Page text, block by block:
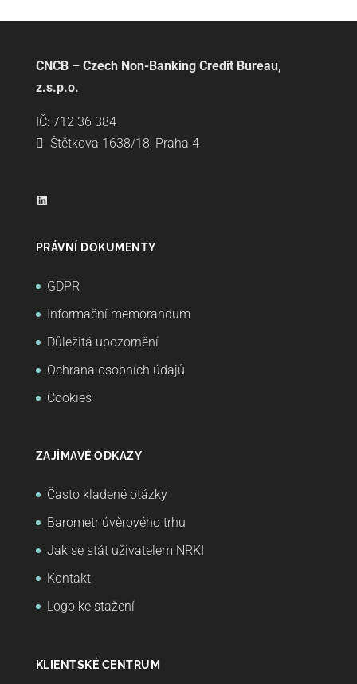
CNCB – Czech Non-Banking Credit Bureau,
z.s.p.o.
IČ: 712 36 384
Štětkova 1638/18, Praha 4
LinkedIn
PRÁVNÍ DOKUMENTY
GDPR
Informační memorandum
Důležitá upozornění
Ochrana osobních údajů
Cookies
ZAJÍMAVÉ ODKAZY
Často kladené otázky
Barometr úvěrového trhu
Jak se stát uživatelem NRKI
Kontakt
Logo ke stažení
KLIENTSKÉ CENTRUM